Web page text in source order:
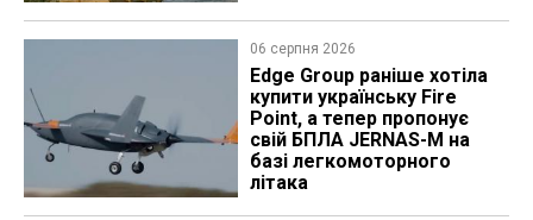
06 серпня 2026
Edge Group раніше хотіла
купити українську Fire
Point, а тепер пропонує
свій БПЛА JERNAS-M на
базі легкомоторного
літака